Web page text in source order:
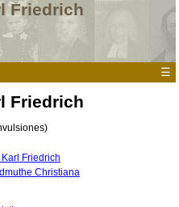
Friedrich
☰
Friedrich
Friedrich
Christiana